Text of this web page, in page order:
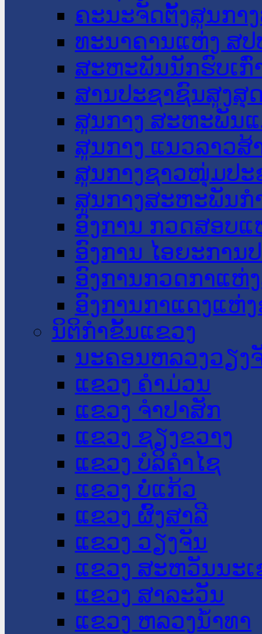
ຄະນະຈັດຕັ້ງສູນກາ
ທະນາຄານແຫ່ງ ສປ
ສະຫະພັນນັກຮົບເກົ່
ສານປະຊາຊົນສູງສຸ
ສູນກາງ ສະຫະພັນ
ສູນກາງ ແນວລາວສ້
ສູນກາງຊາວໜຸ່ມປະ
ສູນກາງສະຫະພັນກ
ອົງການ ກວດສອບແ
ອົງການ ໄອຍະການ
ອົງການກວດກາແຫ່
ອົງການກາແດງແຫ່
ນິຕິກໍາຂັ້ນແຂວງ
ນະ​ຄອນ​ຫລວງວຽງ
ແຂວງ ຄໍາມ່ວນ
ແຂວງ ຈໍາປາສັກ
ແຂວງ ຊຽງຂວາງ
ແຂວງ ບໍລິຄໍາໄຊ
ແຂວງ ບໍ່ແກ້ວ
ແຂວງ ຜົ້ງສາລີ
ແຂວງ ວຽງຈັນ
ແຂວງ ສະຫວັນນະ
ແຂວງ ສາລະວັນ
ແຂວງ ຫລວງນໍ້າທາ